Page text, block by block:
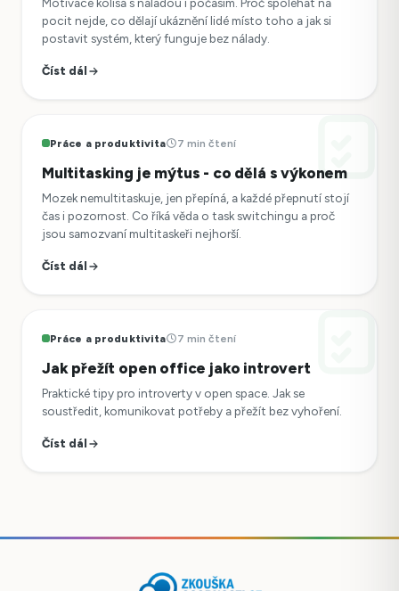
pocit nejde, co dělají ukáznění lidé místo toho a jak si
postavit systém, který funguje bez nálady.
Číst dál
Práce a produktivita 7 min čtení
Multitasking je mýtus - co dělá s výkonem
Mozek nemultitaskuje, jen přepíná, a každé přepnutí stojí
čas i pozornost. Co říká věda o task switchingu a proč
jsou samozvaní multitaskeři nejhorší.
Číst dál
Práce a produktivita 7 min čtení
Jak přežít open office jako introvert
Praktické tipy pro introverty v open space. Jak se
soustředit, komunikovat potřeby a přežít bez vyhoření.
Číst dál